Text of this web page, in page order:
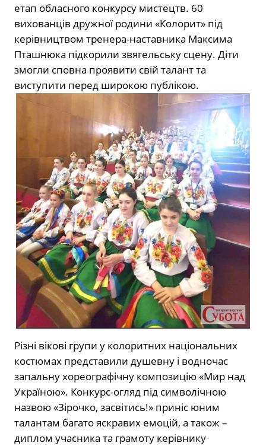
етап обласного конкурсу мистецтв. 60
вихованців дружної родини «Колорит» під
керівництвом тренера-наставника Максима
Пташнюка підкорили звягельську сцену. Діти
змогли сповна проявити свій талант та
виступити перед широкою публікою.
Різні вікові групи у колоритних національних
костюмах представили душевну і водночас
запальну хореографічну композицію «Мир над
Україною». Конкурс-огляд під символічною
назвою «Зірочко, засвітись!» приніс юним
талантам багато яскравих емоцій, а також –
диплом учасника та грамоту керівнику